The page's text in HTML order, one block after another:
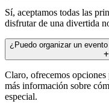
Sí, aceptamos todas las
disfrutar de una divertida
¿Puedo organizar un
Claro, ofrecemos opciones
más información sobre
especial.